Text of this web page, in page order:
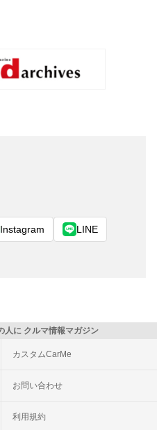
Instagram LINE
人に クルマ情報マガジン
カスタムCarMe
お問い合わせ
利用規約